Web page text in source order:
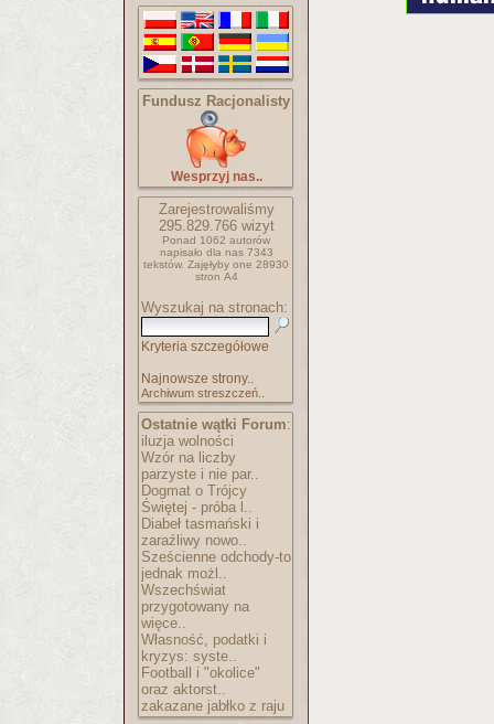
Fundusz Racjonalisty
Wesprzyj nas..
Zarejestrowaliśmy
295.829.766wizyt
Ponad 1062 autorów
napisało dla nas 7343
tekstów. Zajęłyby one 28930
stron A4
Wyszukaj na stronach:
Kryteria szczegółowe
Najnowsze strony..
Archiwum streszczeń..
Ostatnie wątki Forum:
iluzja wolności
Wzór na liczby
parzyste i nie par..
Dogmat o Trójcy
Świętej - próba l..
Diabeł tasmański i
zaraźliwy nowo..
Sześcienne odchody-to
jednak możl..
Wszechświat
przygotowany na
więce..
Własność, podatki i
kryzys: syste..
Football i "okolice"
oraz aktorst..
zakazane jabłko z raju